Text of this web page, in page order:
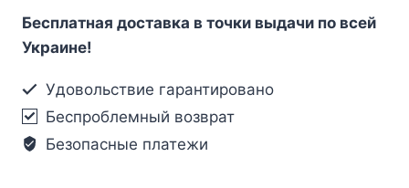
Бесплатная доставка в точки выдачи по всей
Украине!
Удовольствие гарантировано
Беспроблемный возврат
Безопасные платежи